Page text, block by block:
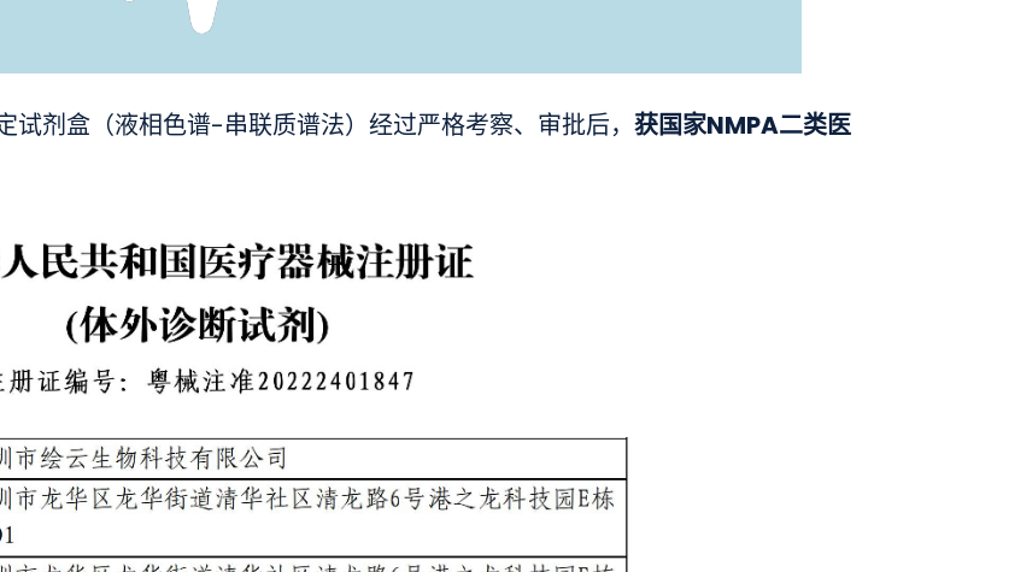
剂盒（液相色谱-串联质谱法）经过严格考察、审批后， 获国家NMPA二类医